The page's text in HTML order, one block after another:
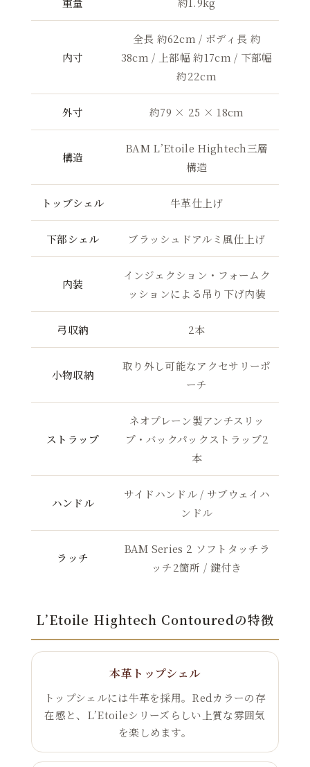
内寸
全長 約62cm / ボディ長 約
38cm / 上部幅 約17cm / 下部幅
約22cm
外寸 約79 × 25 × 18cm
構造
BAM L’Etoile Hightech三層
構造
トップシェル 牛革仕上げ
下部シェル ブラッシュドアルミ風仕上げ
内装
インジェクション・フォームク
ッションによる吊り下げ内装
弓収納 2本
小物収納
取り外し可能なアクセサリーポ
ーチ
ストラップ
ネオプレーン製アンチスリッ
プ・バックパックストラップ2
本
ハンドル
サイドハンドル / サブウェイハ
ンドル
ラッチ
BAM Series 2 ソフトタッチラ
ッチ2箇所 / 鍵付き
L’Etoile Hightech Contouredの特徴
本革トップシェル
トップシェルには牛革を採用。Redカラーの存
在感と、L’Etoileシリーズらしい上質な雰囲気
を楽しめます。